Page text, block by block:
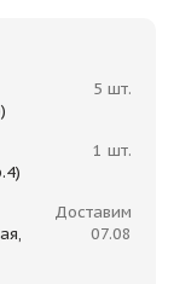
5 шт.
1 шт.
Доставим
07.08